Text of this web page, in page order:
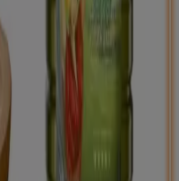
México
Brasil
United States
Portugal
Österreich
South Africa
Canada
한국
Magyarország